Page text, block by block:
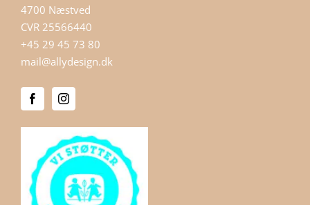
4700 Næstved
CVR 25566440
+45 29 45 73 80
mail@allydesign.dk